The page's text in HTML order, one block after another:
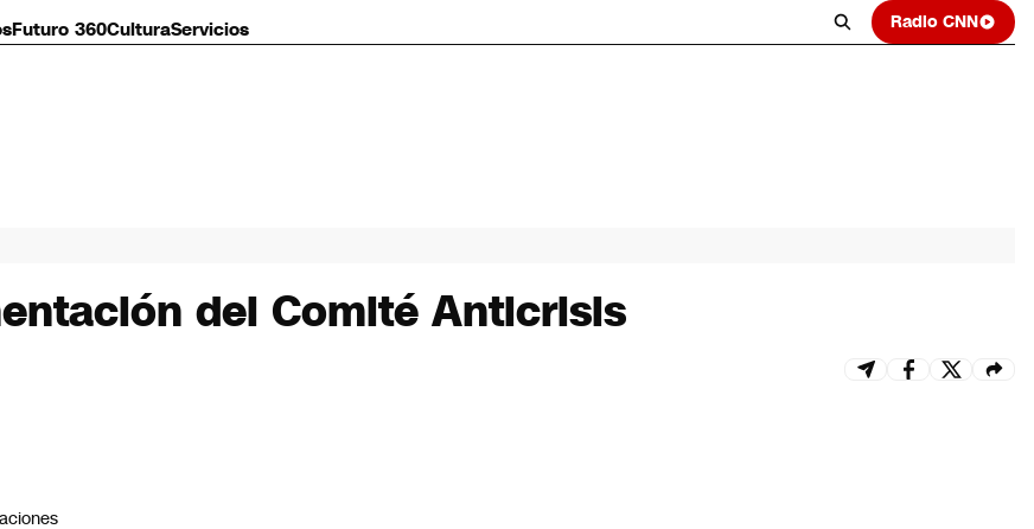
Futuro 360CulturaServicios Radio CNN
del Comité Anticrisis